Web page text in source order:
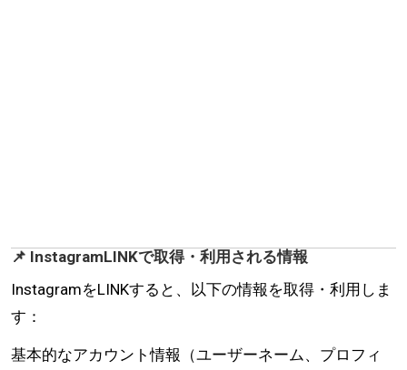
📌 InstagramLINKで取得・利用される情報
InstagramをLINKすると、以下の情報を取得・利用しま
す：
基本的なアカウント情報（ユーザーネーム、プロフィ